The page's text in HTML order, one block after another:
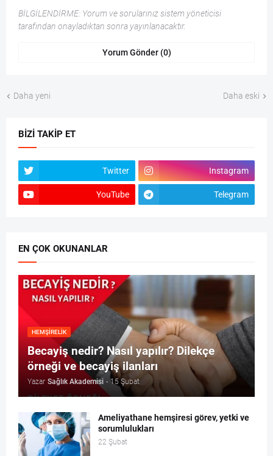
BİLGİLENDİRME: Yorum ve sorularınız sistem yöneticisi
tarafından onayladıktan sonra yayınlanacaktır.
Yorum Gönder (0)
Daha yeni Daha eski
BIZI TAKIP ET
Twitter Instagram
YouTube Telegram
EN ÇOK OKUNANLAR
HEMŞIRELIK
Becayiş nedir? Nasıl yapılır? Dilekçe
örneği ve becayiş ilanları
Yazar Sağlık Akademisi - 15 Şubat
Ameliyathane hemşiresi görev, yetki ve
sorumlulukları
22 Şubat